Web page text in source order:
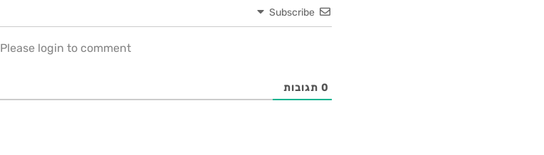
Subscribe
Please login to comment
0 תגובות